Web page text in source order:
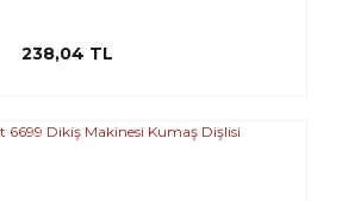
238,04 TL